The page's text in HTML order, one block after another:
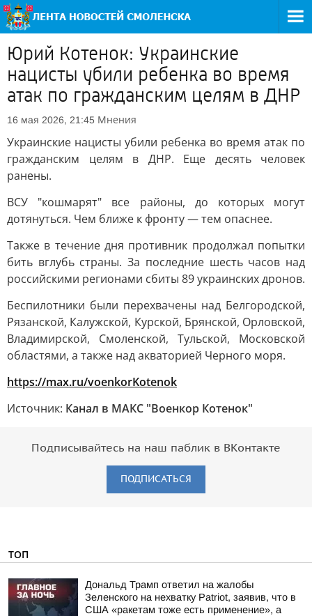
Юрий Котенок: Украинские
нацисты убили ребенка во время
атак по гражданским целям в ДНР
16 мая 2026, 21:45 Мнения
Украинские нацисты убили ребенка во время атак по
гражданским целям в ДНР. Еще десять человек
ранены.
ВСУ "кошмарят" все районы, до которых могут
дотянуться. Чем ближе к фронту — тем опаснее.
Также в течение дня противник продолжал попытки
бить вглубь страны. За последние шесть часов над
российскими регионами сбиты 89 украинских дронов.
Беспилотники были перехвачены над Белгородской,
Рязанской, Калужской, Курской, Брянской, Орловской,
Владимирской, Смоленской, Тульской, Московской
областями, а также над акваторией Черного моря.
https://max.ru/voenkorKotenok
Источник: Канал в МАКС "Военкор Котенок"
Подписывайтесь на наш паблик в ВКонтакте
ПОДПИСАТЬСЯ
ТОП
Дональд Трамп ответил на жалобы
Зеленского на нехватку Patriot, заявив, что в
США «ракетам тоже есть применение», а